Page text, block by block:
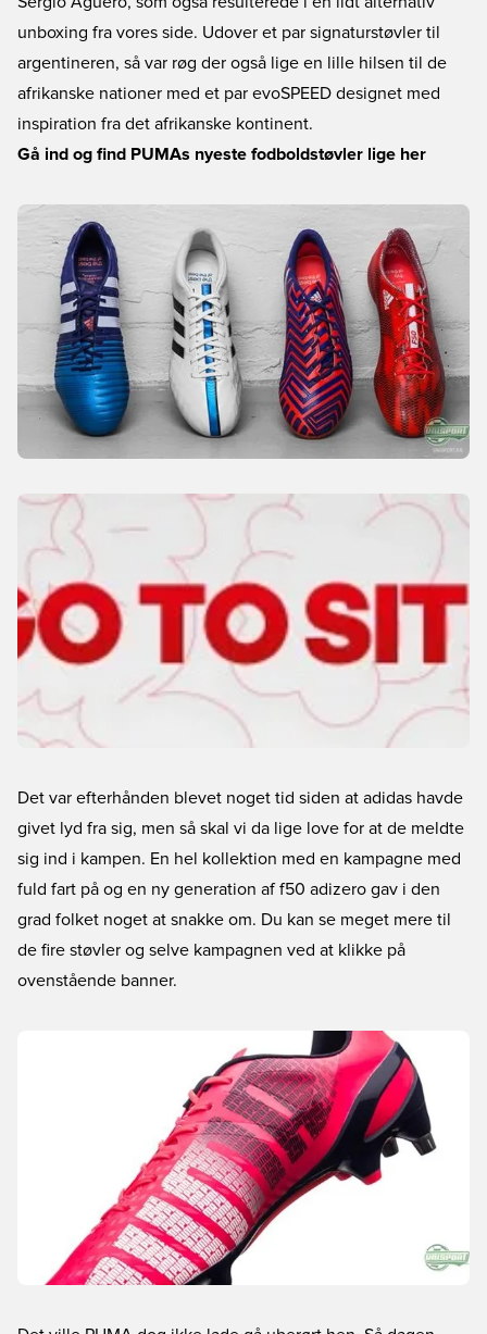
unboxing fra vores side. Udover et par signaturstøvler til
argentineren, så var røg der også lige en lille hilsen til de
afrikanske nationer med et par evoSPEED designet med
inspiration fra det afrikanske kontinent.
Gå ind og find PUMAs nyeste fodboldstøvler lige her
Det var efterhånden blevet noget tid siden at adidas havde
givet lyd fra sig, men så skal vi da lige love for at de meldte
sig ind i kampen. En hel kollektion med en kampagne med
fuld fart på og en ny generation af f50 adizero gav i den
grad folket noget at snakke om. Du kan se meget mere til
de fire støvler og selve kampagnen ved at klikke på
ovenstående banner.